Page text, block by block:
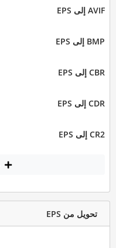
AVIF إلى EPS
BMP إلى EPS
CBR إلى EPS
CDR إلى EPS
CR2 إلى EPS
تحويل من EPS